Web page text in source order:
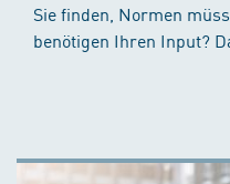
Sie finden, Normen
benötigen Ihren Input?